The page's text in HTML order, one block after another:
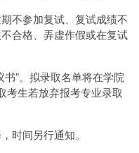
不参加复试、复试成绩不
合格、弄虚作假或在复试
”。拟录取名单将在学院
考生若放弃报考专业录取
时间另行通知。